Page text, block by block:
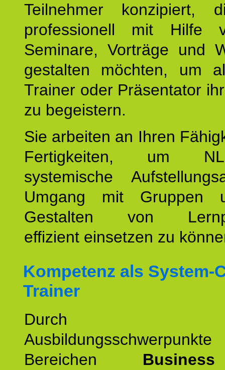
Teilnehmer konzipiert,
professionell mit Hilfe
Seminare, Vorträge und
gestalten möchten, um
Trainer oder Präsentator
zu begeistern.
Sie arbeiten an Ihren
Fertigkeiten, um
systemische
Umgang mit Gruppen
Gestalten von
effizient einsetzen zu
Kompetenz als System-
Trainer
Durch
Bereichen